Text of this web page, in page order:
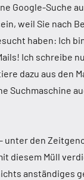
Google-Suche
weil Sie nach
haben: Ich
Ich schreibe
dazu aus den
Suchmaschine
unter den
diesem Müll
anständiges